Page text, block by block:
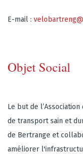
E-mail :
Objet Social
Le but de
de transport sain et
de Bertrange et
améliorer